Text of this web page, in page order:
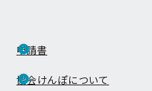
申請書
協会けんぽについて